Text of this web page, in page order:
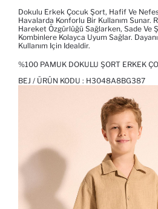
Dokulu Erkek Çocuk Şort, Hafif Ve
Havalarda Konforlu Bir Kullanım Sunar.
Hareket Özgürlüğü Sağlarken, Sade Ve
Kombinlere Kolayca Uyum Sağlar.
Kullanım Için Idealdir.
%100 PAMUK DOKULU ŞORT ERKEK
BEJ / ÜRÜN KODU : H3048A8BG387